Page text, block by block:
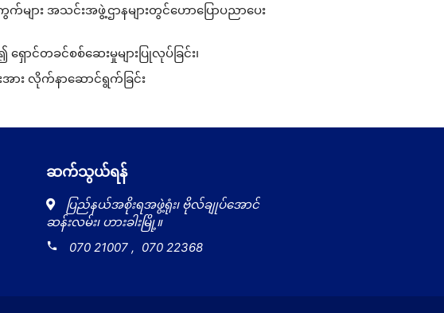
က်များ အသင်းအဖွဲ့ဌာနများတွင်ဟောပြောပညာပေး
ာင်တခင်စစ်ဆေးမှုများပြုလုပ်ခြင်း၊
အား လိုက်နာဆောင်ရွက်ခြင်း
ဆက်သွယ်ရန်
ပြည်နယ်အစိုးရအဖွဲ့ရုံး၊ ဗိုလ်ချုပ်အောင်
ဆန်းလမ်း၊ ဟားခါးမြို့။
local_phone 070 21007 , 070 22368